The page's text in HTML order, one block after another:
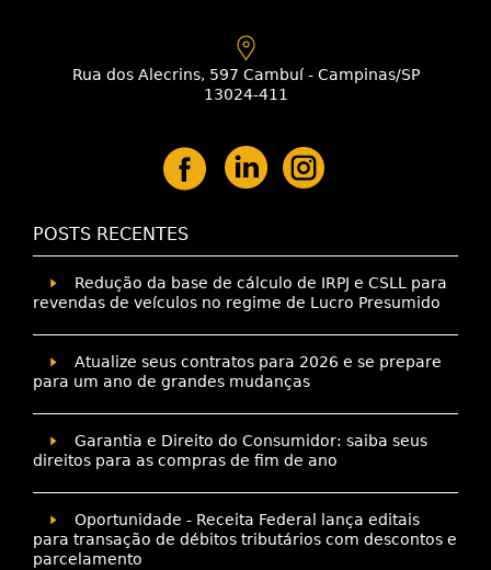
Rua dos Alecrins, 597 Cambuí - Campinas/SP
13024-411
POSTS RECENTES
Redução da base de cálculo de IRPJ e CSLL para
revendas de veículos no regime de Lucro Presumido
Atualize seus contratos para 2026 e se prepare
para um ano de grandes mudanças
Garantia e Direito do Consumidor: saiba seus
direitos para as compras de fim de ano
Oportunidade - Receita Federal lança editais
para transação de débitos tributários com descontos e
parcelamento